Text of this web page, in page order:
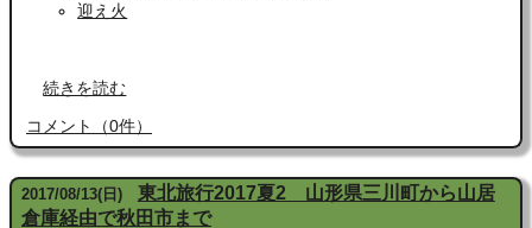
迎え火
続きを読む
コメント （0件）
2017/08/13(日)
東北旅行2017夏2 山形県三川町から山居
倉庫経由で秋田市まで